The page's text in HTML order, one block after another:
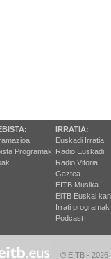
Programak
IRRATIA:
Euskadi Irratia
Radio Euskadi
Radio Vitoria
Gaztea
EITB Musika
EiTB Euskal
Irrati programak
Podcast
© EITB - 2026